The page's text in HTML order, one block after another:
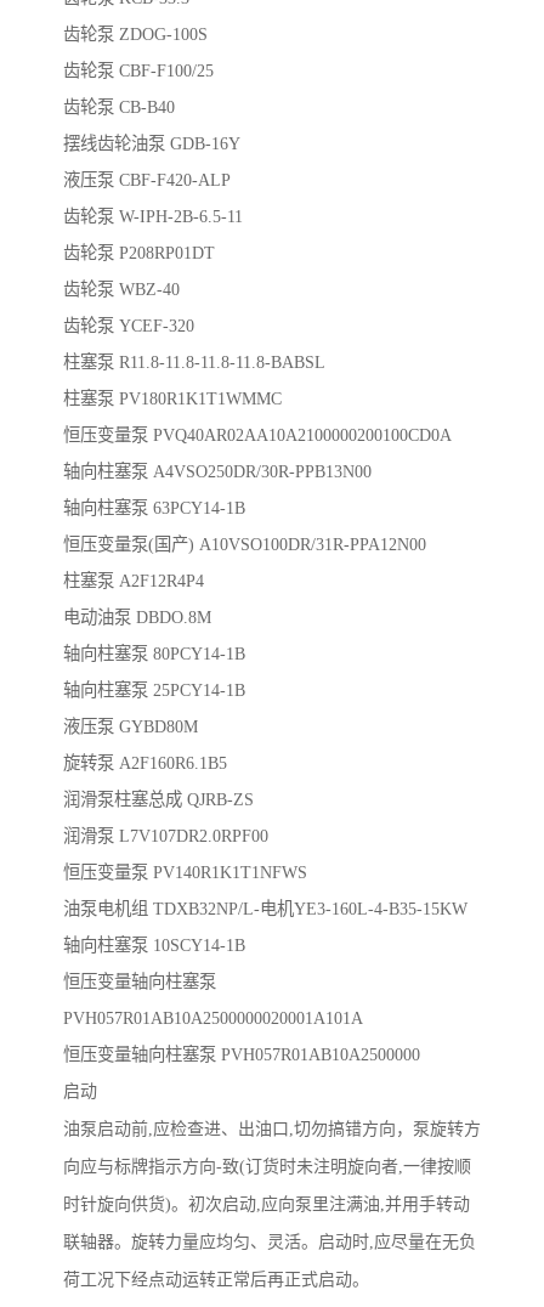
齿轮泵 ZDOG-100S
齿轮泵 CBF-F100/25
齿轮泵 CB-B40
摆线齿轮油泵 GDB-16Y
液压泵 CBF-F420-ALP
齿轮泵 W-IPH-2B-6.5-11
齿轮泵 P208RP01DT
齿轮泵 WBZ-40
齿轮泵 YCEF-320
柱塞泵 R11.8-11.8-11.8-11.8-BABSL
柱塞泵 PV180R1K1T1WMMC
恒压变量泵 PVQ40AR02AA10A2100000200100CD0A
轴向柱塞泵 A4VSO250DR/30R-PPB13N00
轴向柱塞泵 63PCY14-1B
恒压变量泵(国产) A10VSO100DR/31R-PPA12N00
柱塞泵 A2F12R4P4
电动油泵 DBDO.8M
轴向柱塞泵 80PCY14-1B
轴向柱塞泵 25PCY14-1B
液压泵 GYBD80M
旋转泵 A2F160R6.1B5
润滑泵柱塞总成 QJRB-ZS
润滑泵 L7V107DR2.0RPF00
恒压变量泵 PV140R1K1T1NFWS
油泵电机组 TDXB32NP/L-电机YE3-160L-4-B35-15KW
轴向柱塞泵 10SCY14-1B
恒压变量轴向柱塞泵
PVH057R01AB10A2500000020001A101A
恒压变量轴向柱塞泵 PVH057R01AB10A2500000
启动
油泵启动前,应检查进、出油口,切勿搞错方向，泵旋转方
向应与标牌指示方向-致(订货时未注明旋向者,一律按顺
时针旋向供货)。初次启动,应向泵里注满油,并用手转动
联轴器。旋转力量应均匀、灵活。启动时,应尽量在无负
荷工况下经点动运转正常后再正式启动。